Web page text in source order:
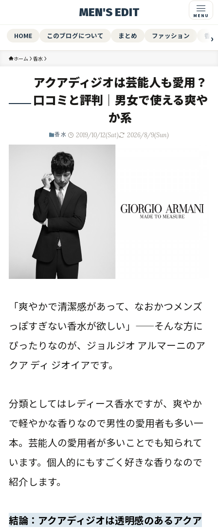
MEN'S EDIT
HOME このブログについて まとめ ファッション 香水
ホーム 香水
アクアディジオは芸能人も愛用？
口コミと評判｜男女で使える爽や
か系
香水 2019/10/12(Sat) 2026/8/9(Sun)
「爽やかで清潔感があって、なおかつメンズ
っぽすぎない香水が欲しい」——そんな方に
ぴったりなのが、ジョルジオ アルマーニのア
クア ディ ジオイアです。
分類としてはレディース香水ですが、爽やか
で軽やかな香りなので男性の愛用者も多い一
本。芸能人の愛用者が多いことでも知られて
います。個人的にもすごく好きな香りなので
紹介します。
結論：アクアディジオは透明感のあるアクア